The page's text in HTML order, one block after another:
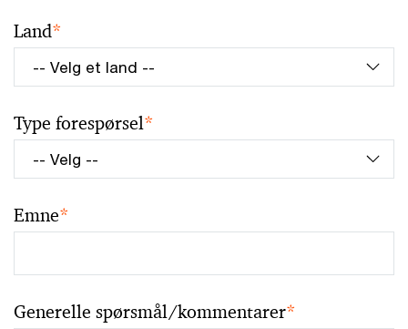
Land*
Type forespørsel*
Emne*
Generelle spørsmål/kommentarer*